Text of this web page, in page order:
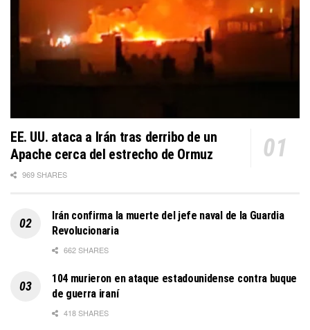
EE. UU. ataca a Irán tras derribo de un
Apache cerca del estrecho de Ormuz
969 SHARES
Irán confirma la muerte del jefe naval de la Guardia
Revolucionaria
662 SHARES
104 murieron en ataque estadounidense contra buque
de guerra iraní
418 SHARES